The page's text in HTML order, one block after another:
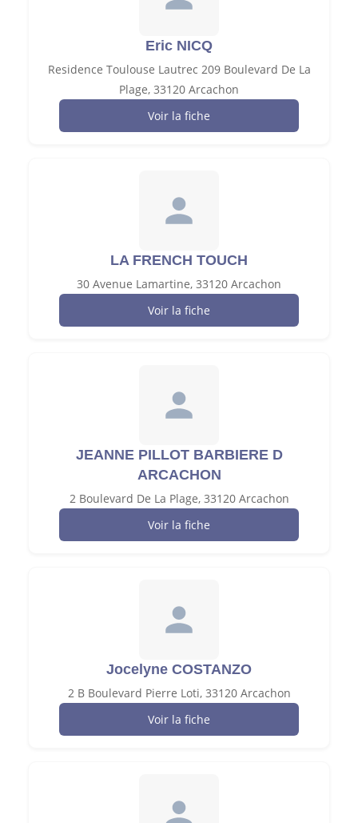
Eric NICQ
Residence Toulouse Lautrec 209 Boulevard De La
Plage, 33120 Arcachon
Voir la fiche
LA FRENCH TOUCH
30 Avenue Lamartine, 33120 Arcachon
Voir la fiche
JEANNE PILLOT BARBIERE D
ARCACHON
2 Boulevard De La Plage, 33120 Arcachon
Voir la fiche
Jocelyne COSTANZO
2 B Boulevard Pierre Loti, 33120 Arcachon
Voir la fiche